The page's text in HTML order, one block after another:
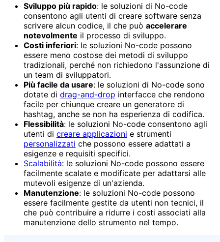
Sviluppo più rapido: le soluzioni di No-code
consentono agli utenti di creare software senza
scrivere alcun codice, il che può accelerare
notevolmente il processo di sviluppo.
Costi inferiori: le soluzioni No-code possono
essere meno costose dei metodi di sviluppo
tradizionali, perché non richiedono l'assunzione di
un team di sviluppatori.
Più facile da usare: le soluzioni di No-code sono
dotate di drag-and-drop interfacce che rendono
facile per chiunque creare un generatore di
hashtag, anche se non ha esperienza di codifica.
Flessibilità: le soluzioni No-code consentono agli
utenti di creare applicazioni e strumenti
personalizzati che possono essere adattati a
esigenze e requisiti specifici.
Scalabilità: le soluzioni No-code possono essere
facilmente scalate e modificate per adattarsi alle
mutevoli esigenze di un'azienda.
Manutenzione: le soluzioni No-code possono
essere facilmente gestite da utenti non tecnici, il
che può contribuire a ridurre i costi associati alla
manutenzione dello strumento nel tempo.